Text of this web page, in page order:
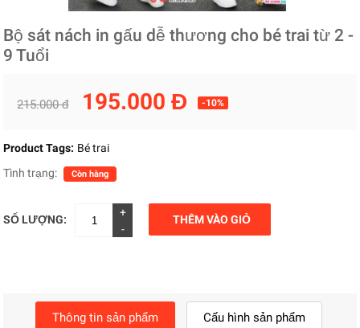
Bộ sát nách in gấu dễ thương cho bé trai từ 2 -
9 Tuổi
215.000 đ 195.000 Đ -10%
Product Tags: Bé trai
Tình trạng:
Còn hàng
SỐ LƯỢNG:
+
-
THÊM VÀO GIỎ
Thông tin sản phẩm Cấu hình sản phẩm